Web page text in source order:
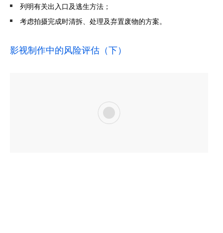
列明有关出入口及逃生方法；
考虑拍摄完成时清拆、处理及弃置废物的方案。
影视制作中的风险评估（下）